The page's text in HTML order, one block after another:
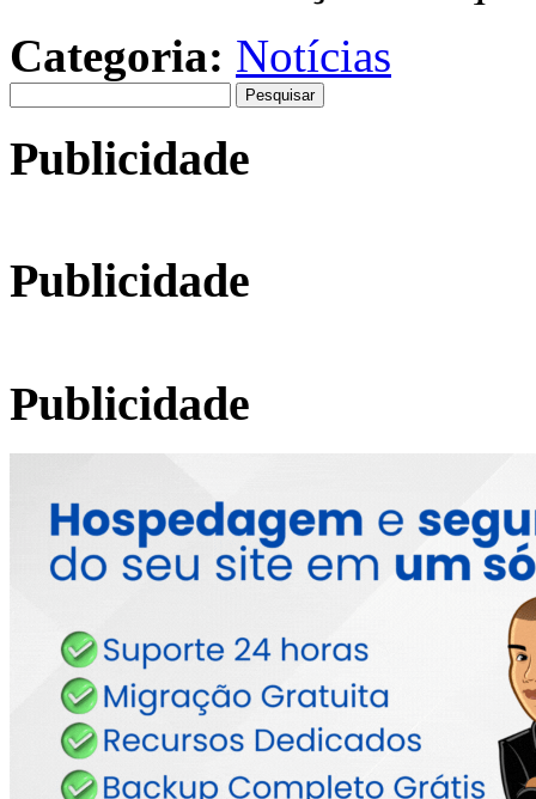
Categoria: Notícias
por:
Publicidade
Publicidade
Publicidade